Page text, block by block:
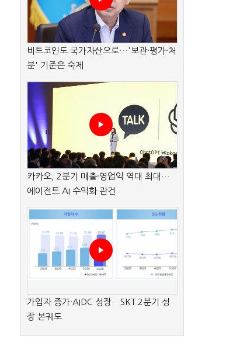
비트코인도 국가자산으로…'보관·평가·처
분' 기준은 숙제
카카오, 2분기 매출·영업익 역대 최대…
에이전트 AI 수익화 관건
가입자 증가·AIDC 성장…SKT 2분기 성
장 본궤도